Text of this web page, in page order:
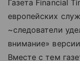
Газета Financial
европейских
~следователи
внимание»
Вместе с тем